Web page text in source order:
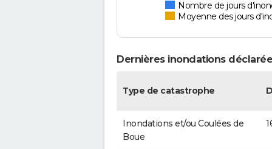
Nombre de jours
Moyenne des jours
Dernières inondations
Type de catastrophe
Inondations et/ou Coulées de
Boue